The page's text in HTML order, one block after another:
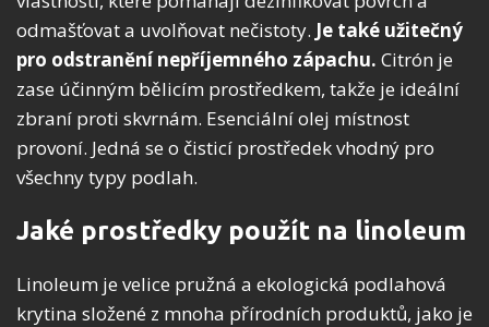
odmašťovat a uvolňovat nečistoty. Je také užitečný
pro odstranění nepříjemného zápachu. Citrón je
zase účinným bělicím prostředkem, takže je ideální
zbraní proti skvrnám. Esenciální olej místnost
provoní. Jedná se o čisticí prostředek vhodný pro
všechny typy podlah.
Jaké prostředky použít na linoleum
Linoleum je velice pružná a ekologická podlahová
krytina složené z mnoha přírodních produktů, jako je